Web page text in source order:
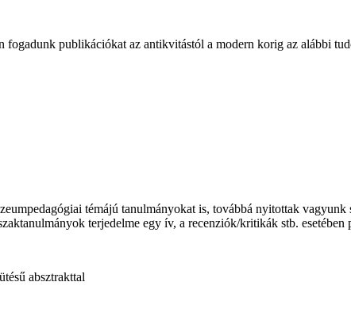
publikációkat az antikvitástól a modern korig az alábbi
témájú tanulmányokat is, továbbá nyitottak
terjedelme egy ív, a recenziók/kritikák stb. esetében
absztrakttal